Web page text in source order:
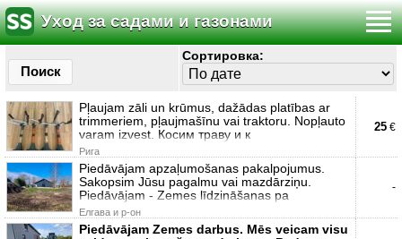
Уход за садами и газонами
Поиск
Сортировка:
Pļaujam zāli un krūmus, dažādas platības ar
trimmeriem, pļaujmašīnu vai traktoru. Nopļauto
varam izvest. Косим траву и к
Рига
25 €
Piedāvājam apzaļumošanas pakalpojumus.
Sakopsim Jūsu pagalmu vai mazdārziņu.
Piedāvājam - Zemes līdzināšanas pa
Елгава и р-он
-
Piedāvājam Zemes darbus. Mēs veicam visu